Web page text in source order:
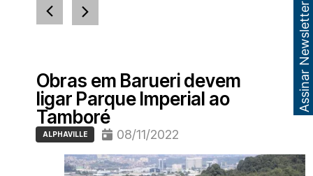
Obras em Barueri devem
ligar Parque Imperial ao
Tamboré
ALPHAVILLE 08/11/2022
Assinar Newsletter